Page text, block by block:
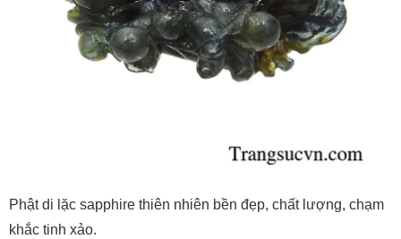
Phật di lặc sapphire thiên nhiên bền đẹp, chất lượng, chạm
khắc tinh xảo.